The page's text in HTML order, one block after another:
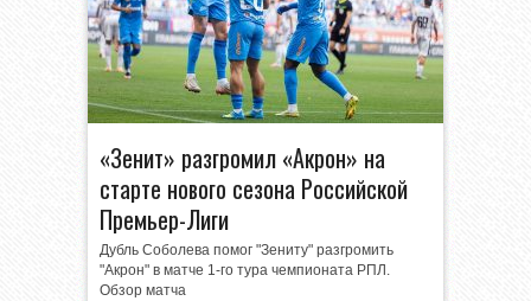
«Зенит» разгромил «Акрон» на
старте нового сезона Российской
Премьер-Лиги
Дубль Соболева помог "Зениту" разгромить
"Акрон" в матче 1-го тура чемпионата РПЛ.
Обзор матча